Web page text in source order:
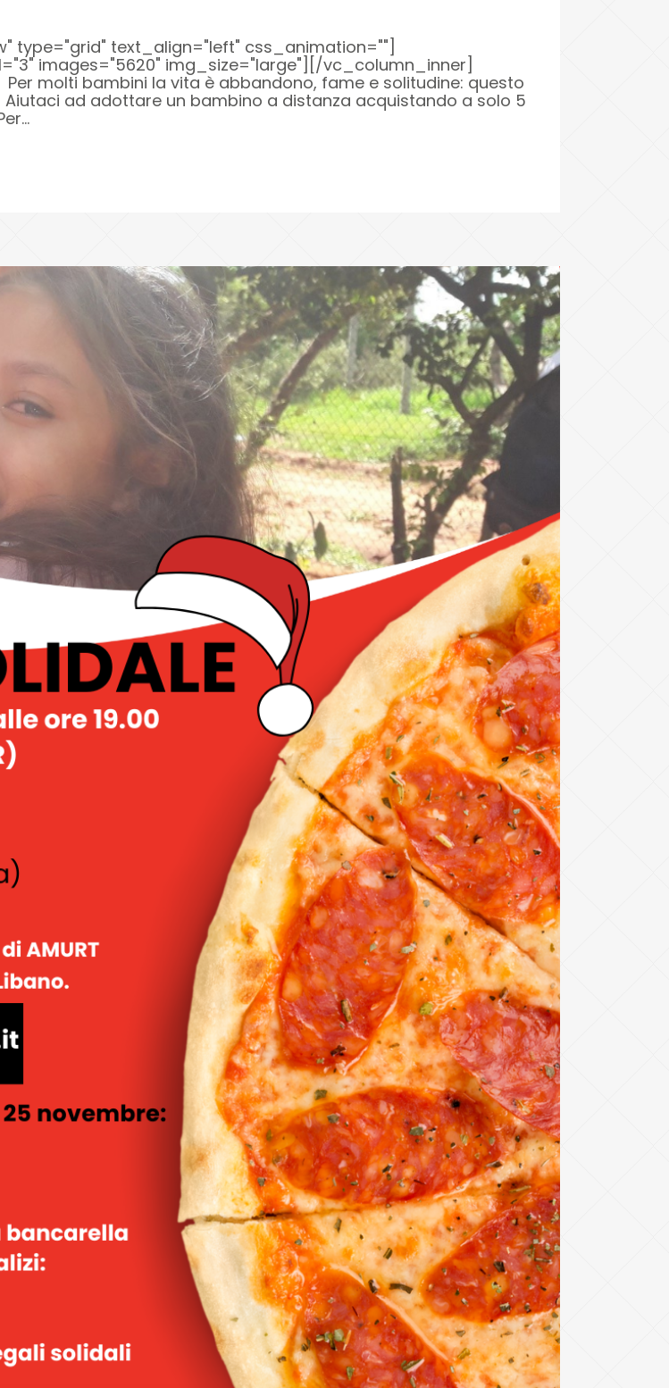
text_align="left" css_animation=""]
images="5620" img_size="large"][/vc_column_inner]
molti bambini la vita è abbandono, fame e solitudine: questo
ad adottare un bambino a distanza acquistando a solo 5